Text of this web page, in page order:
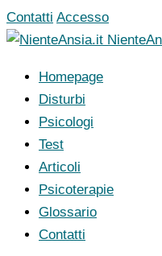
Vai
al
Contatti Accesso
Homepage
Disturbi
Psicologi
Test
Articoli
Psicoterapie
Glossario
Contatti